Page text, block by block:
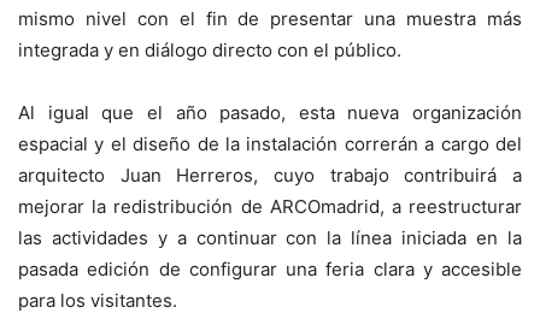
mismo nivel con el fin de presentar una muestra más
integrada y en diálogo directo con el público.
Al igual que el año pasado, esta nueva organización
espacial y el diseño de la instalación correrán a cargo del
arquitecto Juan Herreros, cuyo trabajo contribuirá a
mejorar la redistribución de ARCOmadrid, a reestructurar
las actividades y a continuar con la línea iniciada en la
pasada edición de configurar una feria clara y accesible
para los visitantes.